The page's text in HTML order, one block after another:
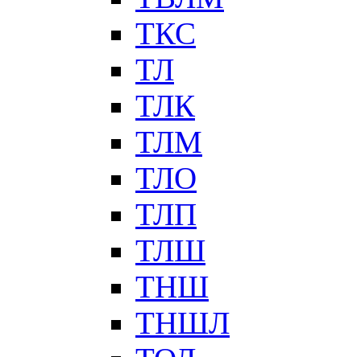
ТКС
ТЛ
ТЛК
ТЛМ
ТЛО
ТЛП
ТЛШ
ТНШ
ТНШЛ